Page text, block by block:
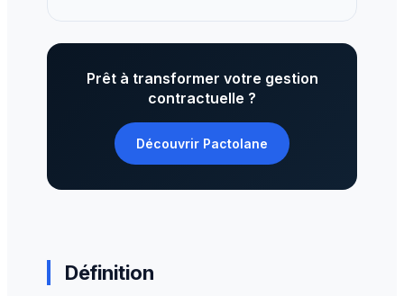
Définition
Prêt à transformer votre gestion
contractuelle ?
Découvrir Pactolane